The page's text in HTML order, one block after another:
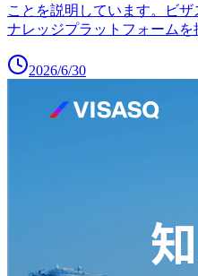
ことを説明しています。ビ
ナレッジプラットフォームを
2026/6/30